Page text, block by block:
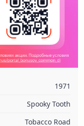
1971
Spooky Tooth
Tobacco Road